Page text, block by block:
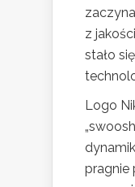
z
stało
Logo
pragnie